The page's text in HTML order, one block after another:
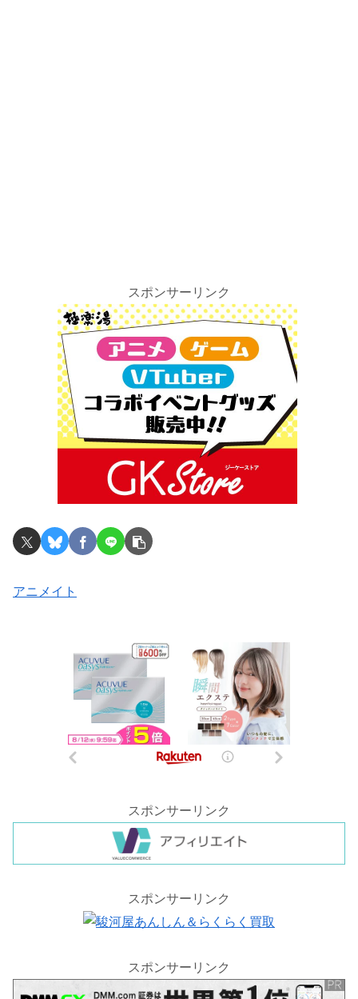
スポンサーリンク
アニメイト
スポンサーリンク
スポンサーリンク
スポンサーリンク